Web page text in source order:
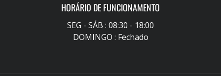
HORÁRIO DE FUNCIONAMENTO
SEG - SÁB : 08:30 - 18:00
DOMINGO : Fechado